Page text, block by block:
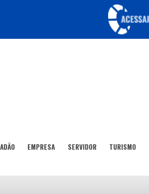
EMPRESA SERVIDOR TURISMO